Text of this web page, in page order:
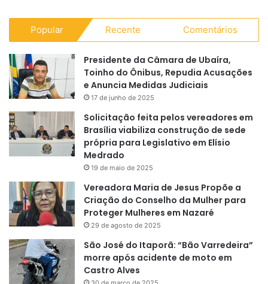
Popular Recente Comentários
Presidente da Câmara de Ubaíra,
Toinho do Ônibus, Repudia Acusações
e Anuncia Medidas Judiciais
17 de junho de 2025
Solicitação feita pelos vereadores em
Brasília viabiliza construção de sede
própria para Legislativo em Elísio
Medrado
19 de maio de 2025
Vereadora Maria de Jesus Propõe a
Criação do Conselho da Mulher para
Proteger Mulheres em Nazaré
29 de agosto de 2025
São José do Itaporã: “Bão Varredeira”
morre após acidente de moto em
Castro Alves